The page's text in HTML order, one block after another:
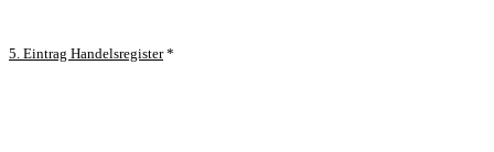
5. Eintrag Handelsregister*